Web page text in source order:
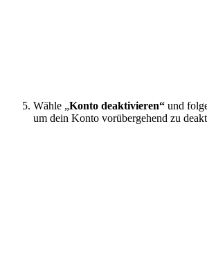
Wähle „Konto deaktivieren“ und
um dein Konto vorübergehend zu